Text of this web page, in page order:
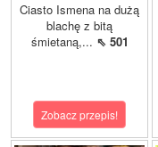
Ciasto Ismena na dużą
blachę z bitą
śmietaną,... ⇖ 501
Zobacz przepis!